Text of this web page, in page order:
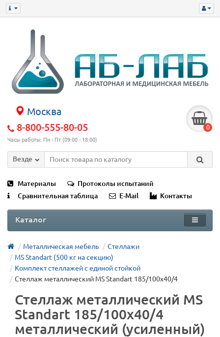
Москва
8-800-555-80-05
Часы работы: Пн - Пт (09:00 - 18:00)
0
Везде
Материалы
Протоколы испытаний
Сравнительная таблица
E-Mail Контакты
Каталог
Металлическая мебель
Стеллажи
MS Standart (500 кг на секцию)
Комплект стеллажей с единой стойкой
Стеллаж металлический MS Standart 185/100x40/4
Стеллаж металлический MS
Standart 185/100x40/4
металлический (усиленный)